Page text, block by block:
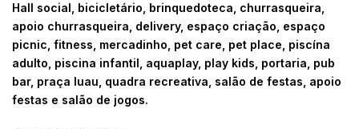
Hall social, bicicletário, brinquedoteca, churrasqueira,
apoio churrasqueira, delivery, espaço criação, espaço
picnic, fitness, mercadinho, pet care, pet place, piscína
adulto, piscina infantil, aquaplay, play kids, portaria, pub
bar, praça luau, quadra recreativa, salão de festas, apoio
festas e salão de jogos.